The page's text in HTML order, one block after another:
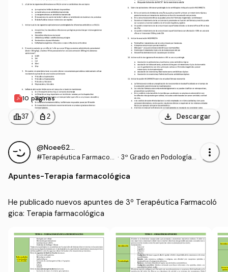
10 páginas
leaderboard37 personal_bag 2 download Descargar
@Noee6200
#Terapéutica Farmacol
· 3º Grado en Podología
more_vert
Apuntes-Terapia farmacológica
He publicado nuevos apuntes de 3º Terapéutica Farmacoló
gica: Terapia farmacológica